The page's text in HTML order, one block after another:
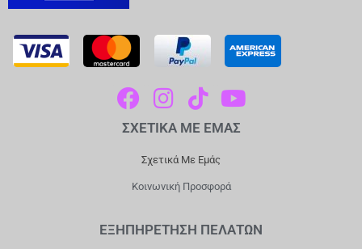
F
A
C
B
O
I
N
S
T
A
R
T
I
K
T
O
Y
O
U
E
ΣΧΕΤΙΚΑ ΜΕ ΕΜΑΣ
Σχετικά Με Εμάς
Κοινωνική Προσφορά
ΕΞΗΠΗΡΕΤΗΣΗ ΠΕΛΑΤΩΝ